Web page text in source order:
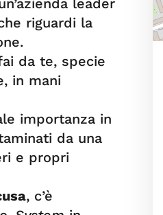
leader
riguardi la
da te, specie
in mani
importanza in
da una
e propri
, c’è